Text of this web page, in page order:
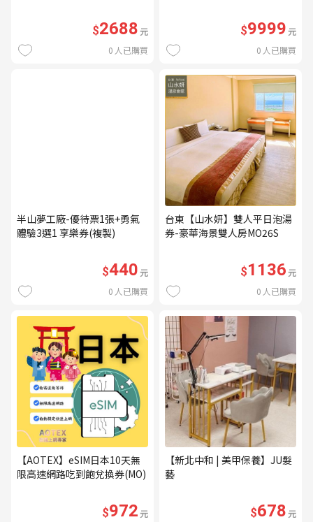
$2688元
0 人已購買
優惠券（無補色） (MO)
$9999元
0 人已購買
半山夢工廠-優待票1張+勇氣
體驗3選1 享樂券(複製)
$440元
0 人已購買
台東【山水妍】雙人平日泡湯
券-豪華海景雙人房MO26S
$1136元
0 人已購買
【AOTEX】eSIM日本10天無
限高速網路吃到飽兌換券(MO)
$972元
【新北中和 | 美甲保養】JU髮
藝
$678元